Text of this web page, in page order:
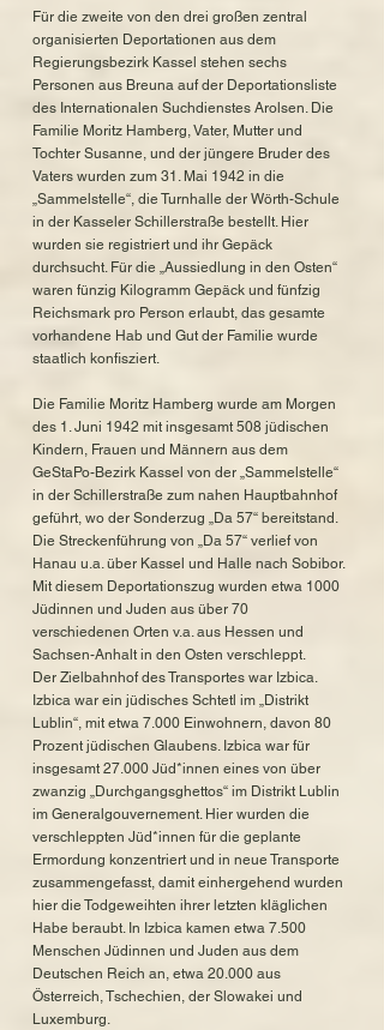
Für die zweite von den drei großen zentral
organisierten Deportationen aus dem
Regierungsbezirk Kassel stehen sechs
Personen aus Breuna auf der Deportationsliste
des Internationalen Suchdienstes Arolsen. Die
Familie Moritz Hamberg, Vater, Mutter und
Tochter Susanne, und der jüngere Bruder des
Vaters wurden zum 31. Mai 1942 in die
„Sammelstelle“, die Turnhalle der Wörth-Schule
in der Kasseler Schillerstraße bestellt. Hier
wurden sie registriert und ihr Gepäck
durchsucht. Für die „Aussiedlung in den Osten“
waren fünzig Kilogramm Gepäck und fünfzig
Reichsmark pro Person erlaubt, das gesamte
vorhandene Hab und Gut der Familie wurde
staatlich konfisziert.
Die Familie Moritz Hamberg wurde am Morgen
des 1. Juni 1942 mit insgesamt 508 jüdischen
Kindern, Frauen und Männern aus dem
GeStaPo-Bezirk Kassel von der „Sammelstelle“
in der Schillerstraße zum nahen Hauptbahnhof
geführt, wo der Sonderzug „Da 57“ bereitstand.
Die Streckenführung von „Da 57“ verlief von
Hanau u.a. über Kassel und Halle nach Sobibor.
Mit diesem Deportationszug wurden etwa 1000
Jüdinnen und Juden aus über 70
verschiedenen Orten v.a. aus Hessen und
Sachsen-Anhalt in den Osten verschleppt.
Der Zielbahnhof des Transportes war Izbica.
Izbica war ein jüdisches Schtetl im „Distrikt
Lublin“, mit etwa 7.000 Einwohnern, davon 80
Prozent jüdischen Glaubens. Izbica war für
insgesamt 27.000 Jüd*innen eines von über
zwanzig „Durchgangsghettos“ im Distrikt Lublin
im Generalgouvernement. Hier wurden die
verschleppten Jüd*innen für die geplante
Ermordung konzentriert und in neue Transporte
zusammengefasst, damit einhergehend wurden
hier die Todgeweihten ihrer letzten kläglichen
Habe beraubt. In Izbica kamen etwa 7.500
Menschen Jüdinnen und Juden aus dem
Deutschen Reich an, etwa 20.000 aus
Österreich, Tschechien, der Slowakei und
Luxemburg.